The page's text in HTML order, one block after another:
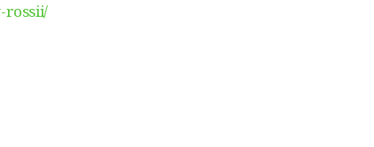
rossii/